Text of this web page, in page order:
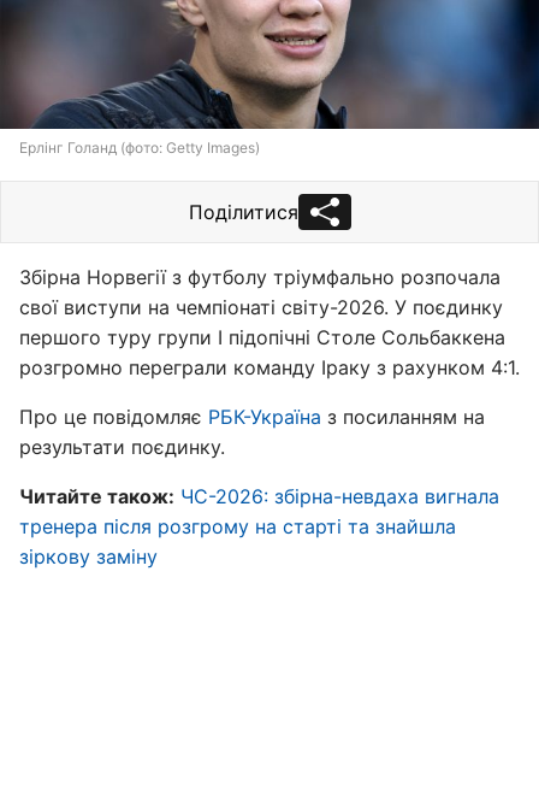
Ерлінг Голанд (фото: Getty Images)
Поділитися
Збірна Норвегії з футболу тріумфально розпочала
свої виступи на чемпіонаті світу-2026. У поєдинку
першого туру групи I підопічні Столе Сольбаккена
розгромно переграли команду Іраку з рахунком 4:1.
Про це повідомляє РБК-Україна з посиланням на
результати поєдинку.
Читайте також: ЧС-2026: збірна-невдаха вигнала
тренера після розгрому на старті та знайшла
зіркову заміну